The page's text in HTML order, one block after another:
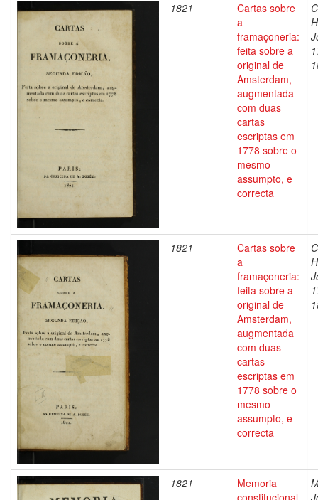
1821
Cartas sobre
a
framaçoneria:
feita sobre a
original de
Amsterdam,
augmentada
com duas
cartas
escriptas em
1778 sobre o
mesmo
assumpto, e
correcta
1821
Cartas sobre
a
framaçoneria:
feita sobre a
original de
Amsterdam,
augmentada
com duas
cartas
escriptas em
1778 sobre o
mesmo
assumpto, e
correcta
1821
Memoria
constitucional